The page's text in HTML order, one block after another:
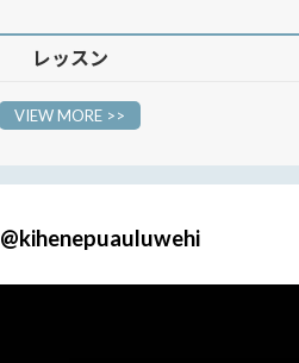
レッスン
VIEW MORE >>
@kihenepuauluwehi